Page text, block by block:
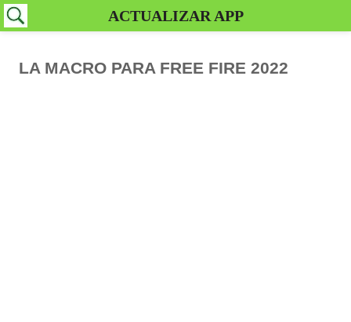
LA MACRO PARA FREE FIRE 2022
ACTUALIZAR APP